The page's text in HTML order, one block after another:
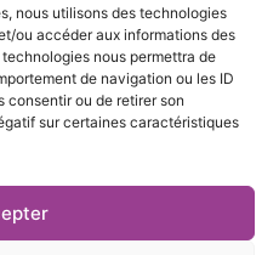
nous utilisons des technologies
ou accéder aux informations des
nous permettra de
de navigation ou les ID
consentir ou de retirer son
sur certaines caractéristiques
Légales
la newsletter